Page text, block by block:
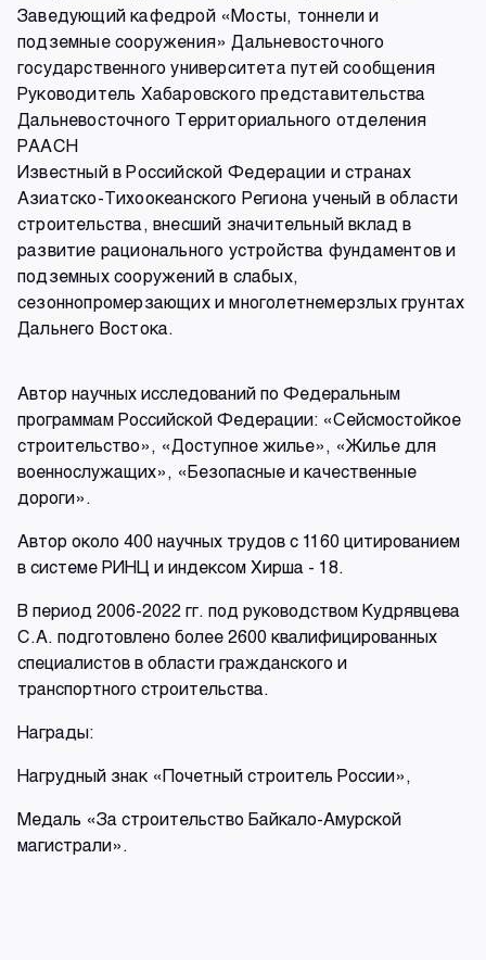
Заведующий кафедрой «Мосты, тоннели и
подземные сооружения» Дальневосточного
государственного университета путей сообщения
Руководитель Хабаровского представительства
Дальневосточного Территориального отделения
РААСН
Известный в Российской Федерации и странах
Азиатско-Тихоокеанского Региона ученый в области
строительства, внесший значительный вклад в
развитие рационального устройства фундаментов и
подземных сооружений в слабых,
сезоннопромерзающих и многолетнемерзлых грунтах
Дальнего Востока.
Автор научных исследований по Федеральным
программам Российской Федерации: «Сейсмостойкое
строительство», «Доступное жилье», «Жилье для
военнослужащих», «Безопасные и качественные
дороги».
Автор около 400 научных трудов с 1160 цитированием
в системе РИНЦ и индексом Хирша - 18.
В период 2006-2022 гг. под руководством Кудрявцева
С.А. подготовлено более 2600 квалифицированных
специалистов в области гражданского и
транспортного строительства.
Награды:
Нагрудный знак «Почетный строитель России»,
Медаль «За строительство Байкало-Амурской
магистрали».